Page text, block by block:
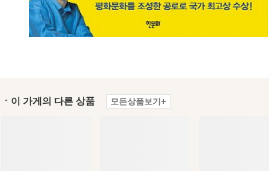
ㆍ이 가게의 다른 상품 모든상품보기+